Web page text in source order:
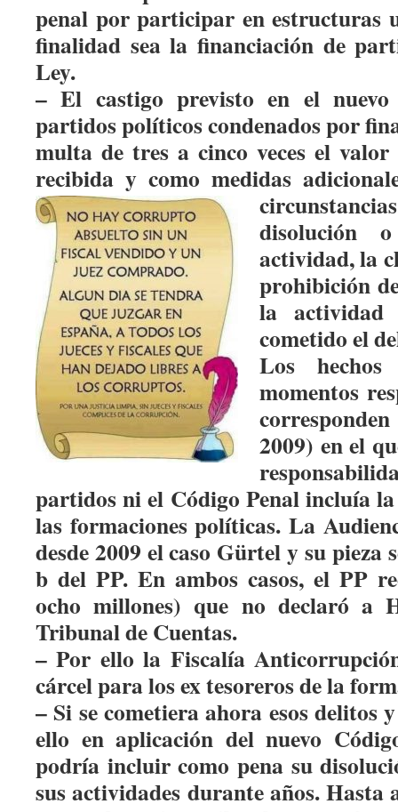
penal por participar en estructuras
finalidad sea la financiación de
Ley.
– El castigo previsto en el
partidos políticos condenados por
multa de tres a cinco veces el
recibida y como medidas
disolución
actividad, la
prohibición
la
cometido el
Los
momentos
2009) en el
partidos ni el Código Penal incluía
las formaciones políticas. La
desde 2009 el caso Gürtel y su pieza
b del PP. En ambos casos, el PP
ocho millones) que no declaró a
Tribunal de Cuentas.
– Por ello la Fiscalía
cárcel para los ex tesoreros de la
– Si se cometiera ahora esos delitos
ello en aplicación del nuevo
podría incluir como pena su
sus actividades durante años. Hasta